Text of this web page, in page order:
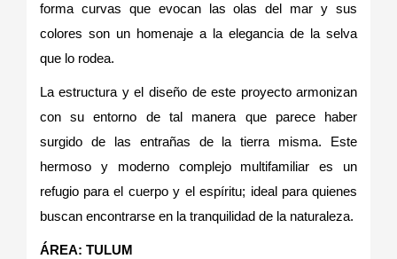
forma curvas que evocan las olas del mar y sus
colores son un homenaje a la elegancia de la selva
que lo rodea.
La estructura y el diseño de este proyecto armonizan
con su entorno de tal manera que parece haber
surgido de las entrañas de la tierra misma. Este
hermoso y moderno complejo multifamiliar es un
refugio para el cuerpo y el espíritu; ideal para quienes
buscan encontrarse en la tranquilidad de la naturaleza.
ÁREA: TULUM